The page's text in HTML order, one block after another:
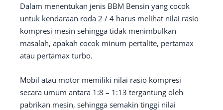
Dalam menentukan jenis BBM Bensin yang cocok
untuk kendaraan roda 2 / 4 harus melihat nilai rasio
kompresi mesin sehingga tidak menimbulkan
masalah, apakah cocok minum pertalite, pertamax
atau pertamax turbo.
Mobil atau motor memiliki nilai rasio kompresi
secara umum antara 1:8 – 1:13 tergantung oleh
pabrikan mesin, sehingga semakin tinggi nilai